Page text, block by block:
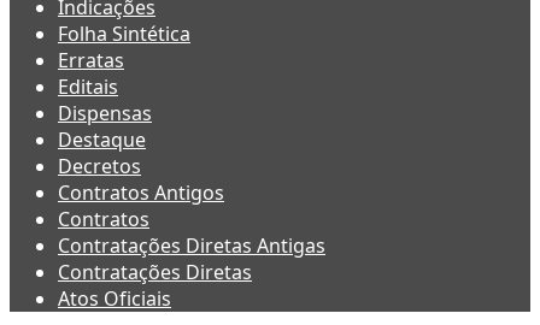
Indicações
Folha Sintética
Erratas
Editais
Dispensas
Destaque
Decretos
Contratos Antigos
Contratos
Contratações Diretas Antigas
Contratações Diretas
Atos Oficiais